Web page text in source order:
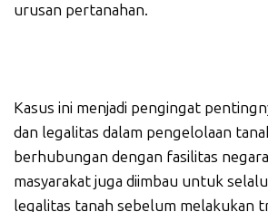
urusan pertanahan.
Kasus ini menjadi pengingat
dan legalitas dalam pengelolaan
berhubungan dengan fasilitas
masyarakat juga diimbau untuk
legalitas tanah sebelum melakukan